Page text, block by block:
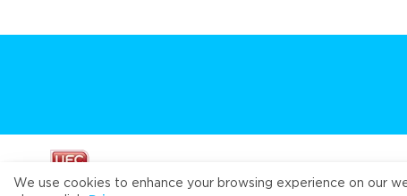
We use cookies to enhance your browsing experience on our